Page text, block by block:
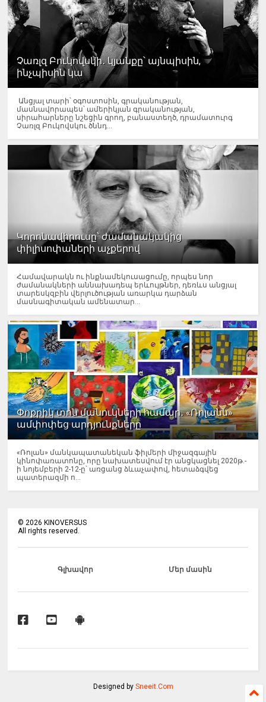
Չառլզ Բուկովսկի․ կյանքը՝ այնպիսին,
ինչպիսին կա
Անցյալ տարի՝ օգոստոսին, գրականության,
մասնավորապես՝ ամերիկյան գրականության,
սիրահարները նշեցին գրող, բանաստեղծ, դրամատուրգ
Չառլզ Բուկովսկու ծննդ...
Կորոնավիրուսը՝ ժամանակակից
փիլիսոփաների աչքերով
Համավարակն ու ինքնամեկուսացումը, որպես նոր
ժամանակների աննախադեպ երևույթներ, դեռևս անցյալ
տարեսկզբին վերլուծության առարկա դարձան
մասնագիտական ամենատար...
Փոքրիկ տոն մանուկների համար․ «Ռոլանն»
ամփոփեց արդյունքները
«Ռոլան» մանկապատանեկան ֆիլմերի միջազգային
կինոփառատոնը, որը նախատեսվում էր անցկացնել 2020թ.-
ի նոյեմբերի 2-12-ը՝ առցանց ձևաչափով, հետաձգվեց
պատերազմի ո...
©2026 KINOVERSUS
All rights reserved.
Գլխավոր Մեր մասին
Designed by Sneeit.Com